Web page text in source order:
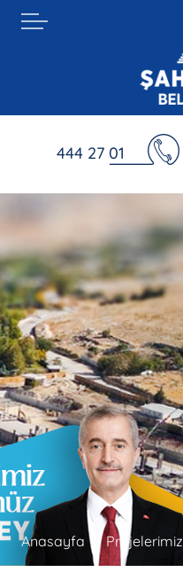
444 27 01
Anasayfa Projelerimiz